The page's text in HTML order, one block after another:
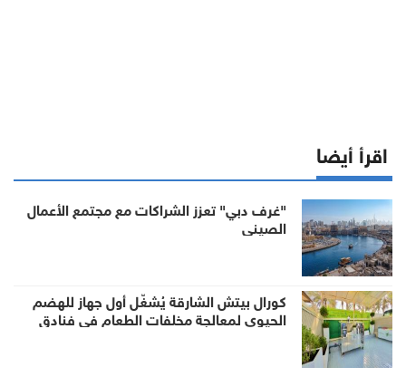
اقرأ أيضا
"غرف دبي" تعزز الشراكات مع مجتمع الأعمال
الصيني
كورال بيتش الشارقة يُشغّل أول جهاز للهضم
الحيوي لمعالجة مخلفات الطعام في فنادق
الإمارة